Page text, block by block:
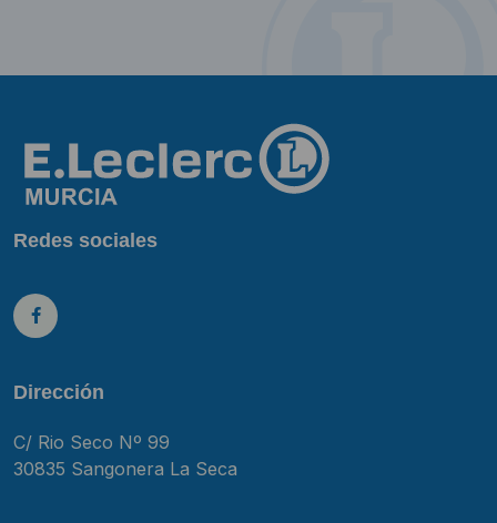
Redes sociales
Dirección
C/ Rio Seco Nº 99
30835 Sangonera La Seca